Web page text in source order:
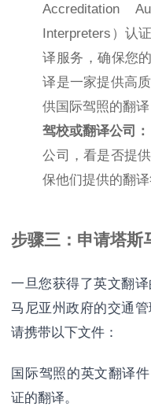
Accreditation
Interpreters）认
译服务，确保您
译是一家提供高
供国际驾照的翻译
驾校或翻译公司：
公司，看是否提
保他们提供的翻
步骤三：申请塔斯
一旦您获得了英文翻
马尼亚州政府的交通
请携带以下文件：
国际驾照的英文翻译
证的翻译。